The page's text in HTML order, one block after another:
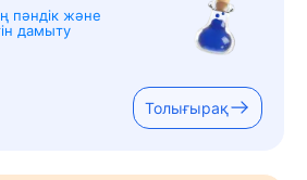
пәндік және
дамыту
Толығырақ